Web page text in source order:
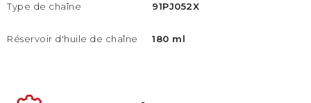
Type de chaîne
Réservoir d'huile de chaîne​
91PJ052X
180 ml​